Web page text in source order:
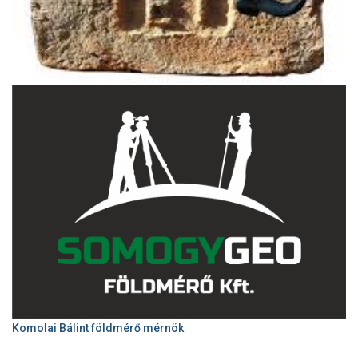
Komolai Bálint földmérő mérnök